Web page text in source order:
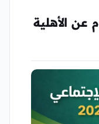
عن الأهلية